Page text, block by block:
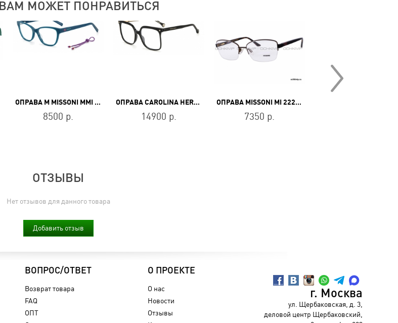
ВАМ МОЖЕТ ПОНРАВИТЬСЯ
ОПРАВА M MISSONI MMI 0072 ZI9
8500 р.
ОПРАВА CAROLINA HERRERA CH 0011 807
14900 р.
ОПРАВА MISSONI MI 222 02
7350 р.
ОТЗЫВЫ
Нет отзывов для данного товара
Добавить отзыв
ВОПРОС/ОТВЕТ
Возврат товара
FAQ
ОПТ
О ПРОЕКТЕ
О нас
Новости
Отзывы
г. Москва
ул. Щербаковская, д. 3,
деловой центр Щербаковский,